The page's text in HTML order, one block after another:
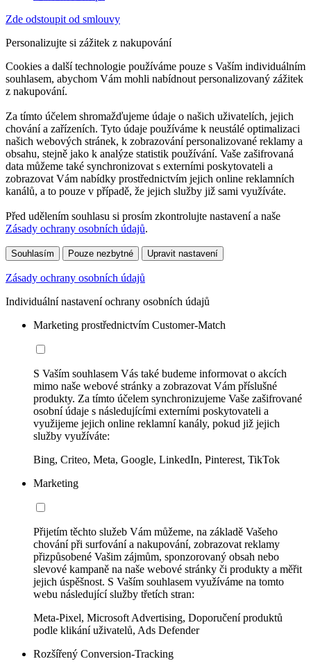
Zde odstoupit od smlouvy
Personalizujte si zážitek z nakupování
Cookies a další technologie používáme pouze s Vaším individuálním
souhlasem, abychom Vám mohli nabídnout personalizovaný zážitek
z nakupování.
Za tímto účelem shromažďujeme údaje o našich uživatelích, jejich
chování a zařízeních. Tyto údaje používáme k neustálé optimalizaci
našich webových stránek, k zobrazování personalizované reklamy a
obsahu, stejně jako k analýze statistik používání. Vaše zašifrovaná
data můžeme také synchronizovat s externími poskytovateli a
zobrazovat Vám nabídky prostřednictvím jejich online reklamních
kanálů, a to pouze v případě, že jejich služby již sami využíváte.
Před udělením souhlasu si prosím zkontrolujte nastavení a naše
Zásady ochrany osobních údajů.
Souhlasím Pouze nezbytné Upravit nastavení
Zásady ochrany osobních údajů
Individuální nastavení ochrany osobních údajů
Marketing prostřednictvím Customer-Match
S Vaším souhlasem Vás také budeme informovat o akcích
mimo naše webové stránky a zobrazovat Vám příslušné
produkty. Za tímto účelem synchronizujeme Vaše zašifrované
osobní údaje s následujícími externími poskytovateli a
využijeme jejich online reklamní kanály, pokud již jejich
služby využíváte:
Bing, Criteo, Meta, Google, LinkedIn, Pinterest, TikTok
Marketing
Přijetím těchto služeb Vám můžeme, na základě Vašeho
chování při surfování a nakupování, zobrazovat reklamy
přizpůsobené Vašim zájmům, sponzorovaný obsah nebo
slevové kampaně na naše webové stránky či produkty a měřit
jejich úspěšnost. S Vaším souhlasem využíváme na tomto
webu následující služby třetích stran:
Meta-Pixel, Microsoft Advertising, Doporučení produktů
podle klikání uživatelů, Ads Defender
Rozšířený Conversion-Tracking